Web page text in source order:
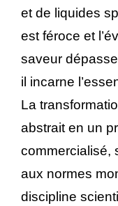
et de liquides
est féroce et
saveur
il incarne
La
abstrait en un
commercialisé,
aux normes
discipline